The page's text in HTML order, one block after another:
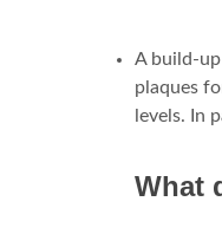
A build-
plaques
levels. In
What